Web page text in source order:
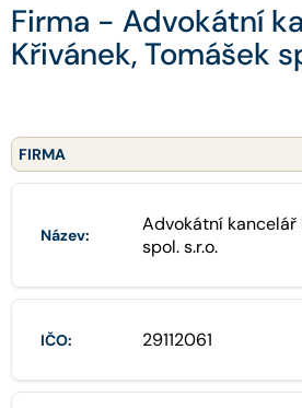
AKTUALITY
PRO VEŘEJNOST
Firma - Advokátní
Křivánek, Tomášek
FIRMA
Název:
Advokátní kancelář
spol. s.r.o.
IČO: 29112061